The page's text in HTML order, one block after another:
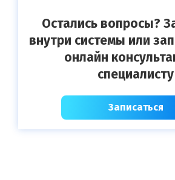
Остались вопросы?
внутри системы или
онлайн
специалисту
Записаться